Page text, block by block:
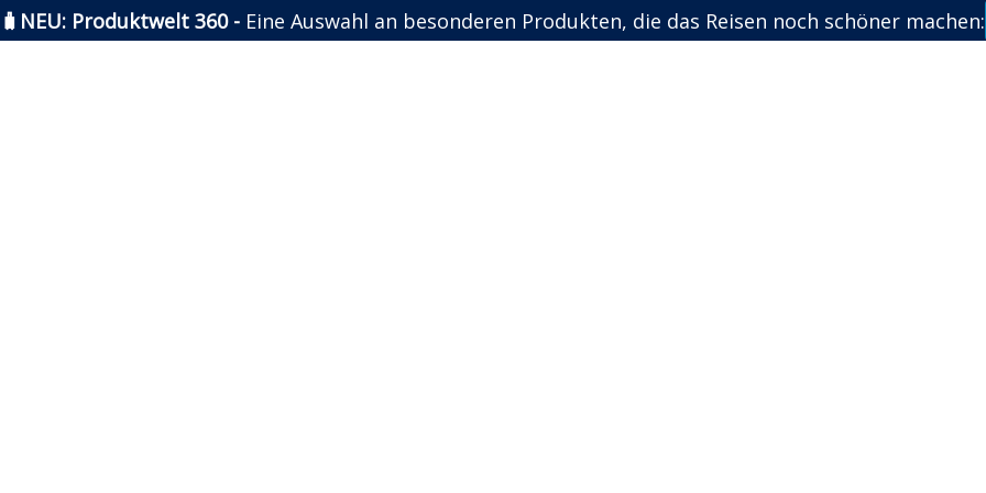
🧳NEU: Produktwelt 360 - Eine Auswahl an besonderen Produkten, die das Reisen noch schöner machen: